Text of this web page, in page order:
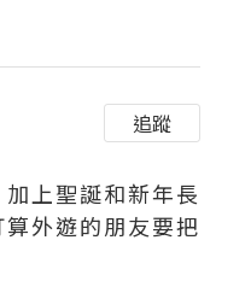
追蹤
上聖誕和新年長
外遊的朋友要把